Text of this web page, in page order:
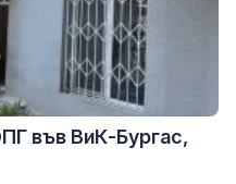
във ВиК-Бургас,